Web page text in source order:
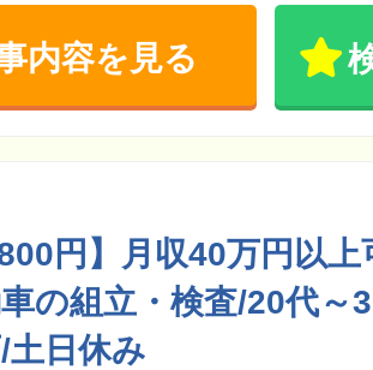
内容を見る
円】月収40万円以
の組立・検査/20代～
土日休み